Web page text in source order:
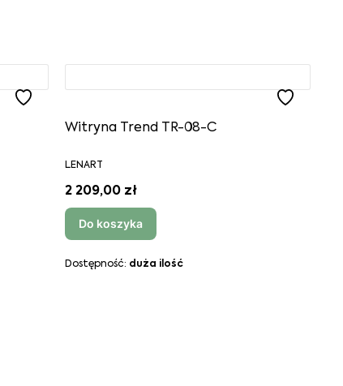
Witryna Trend TR-08-C
LENART
2 209,00 zł
Do koszyka
Dostępność: duża ilość